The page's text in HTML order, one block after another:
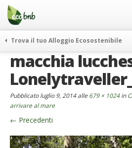
Menu
Salta
contenuto
Offerte Speciali
Regali
FAQ
Chi Siamo
Partner
Contatti
Trova il tuo Alloggio Ecosostenibile
weekend green
curiosità
vivere e viaggiare verde
news ed eventi
macchia
Pubblicatoluglio 9, 2014alle 679 × 1024in
arrivare al mare
← Precedenti